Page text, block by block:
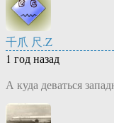
千爪 尺.Z
1 год назад
А куда деваться